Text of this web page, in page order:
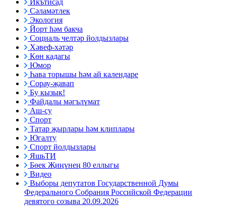
Икътисад
Сәламәтлек
Экология
Йорт һәм бакча
Социаль челтәр йолдызлары
Хәвеф-хәтәр
Көн кадагы
Юмор
Һава торышы һәм ай календаре
Сорау-җавап
Бу кызык!
Файдалы мәгълүмат
Аш-су
Спорт
Татар җырлары һәм клиплары
Югалту
Спорт йолдызлары
ЯшьТИ
Бөек Җиңүнең 80 еллыгы
Видео
Выборы депутатов Государственной Думы
Федерального Собрания Российской Федерации
девятого созыва 20.09.2026